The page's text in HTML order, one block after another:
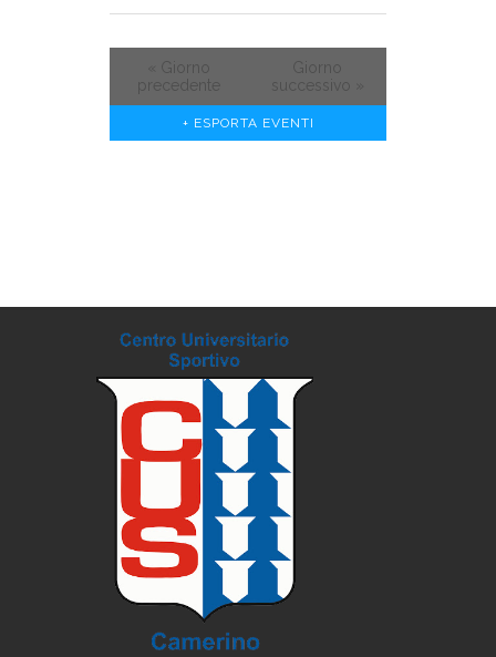
Giorno
precedente
Giorno
successivo
+ ESPORTA EVENTI